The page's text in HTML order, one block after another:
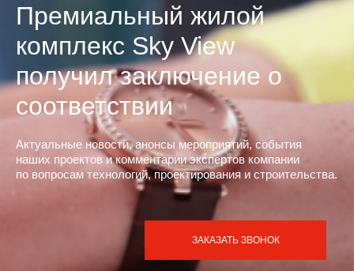
Премиальный жилой
комплекс Sky View
получил заключение о
соответствии
Актуальные новости, анонсы мероприятий, события
наших проектов и комментарии экспертов компании
по вопросам технологий, проектирования и строительства.
ЗАКАЗАТЬ ЗВОНОК